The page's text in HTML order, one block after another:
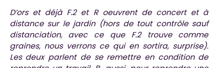
D’ors et déjà F.2 et R oeuvrent de concert et à
distance sur le jardin (hors de tout contrôle sauf
distanciation, avec ce que F.2 trouve comme
graines, nous verrons ce qui en sortira, surprise).
Les deux parlent de se remettre en condition de